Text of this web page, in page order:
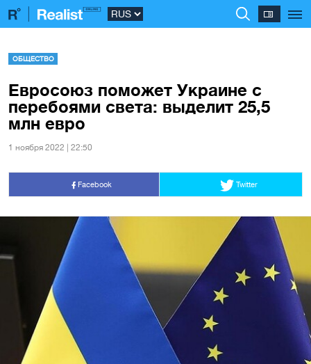
ОБЩЕСТВО
Евросоюз поможет Украине с
перебоями света: выделит 25,5
млн евро
1 ноября 2022 | 22:50
Facebook Twitter